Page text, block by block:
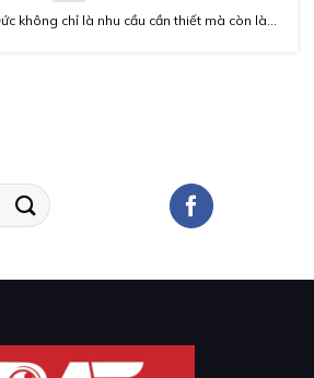
không chỉ là nhu cầu cần thiết mà còn là...